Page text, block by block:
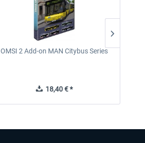
OMSI 2 Add-on MAN Citybus Series
18,40 € *